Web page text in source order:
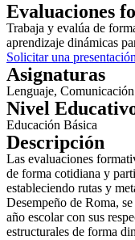
Evaluaciones
Trabaja y evalúa de
aprendizaje dinámicas
Solicitar una presentación
Asignaturas
Lenguaje,
Nivel
Educación Básica
Descripción
Las evaluaciones
de forma cotidiana y
estableciendo rutas y
Desempeño de Roma,
año escolar con sus
estructurales de forma